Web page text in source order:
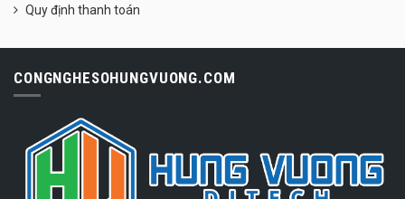
Quy định thanh toán
CONGNGHESOHUNGVUONG.COM